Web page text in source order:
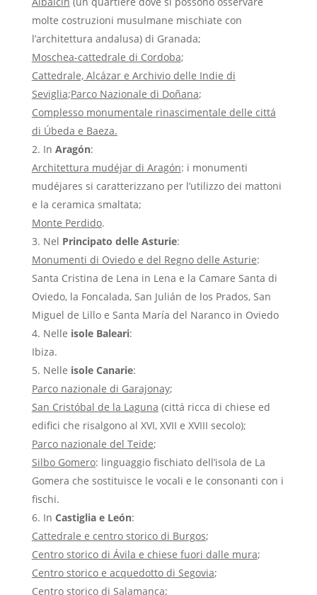
molte costruzioni musulmane mischiate con
l’architettura andalusa) di Granada;
Moschea-cattedrale di Cordoba;
Cattedrale, Alcázar e Archivio delle Indie di
Seviglia;Parco Nazionale di Doñana;
Complesso monumentale rinascimentale delle cittá
di Úbeda e Baeza.
In Aragón:
Architettura mudéjar di Aragón: i monumenti
mudéjares si caratterizzano per l’utilizzo dei mattoni
e la ceramica smaltata;
Monte Perdido.
Nel Principato delle Asturie:
Monumenti di Oviedo e del Regno delle Asturie:
Santa Cristina de Lena in Lena e la Camare Santa di
Oviedo, la Foncalada, San Julián de los Prados, San
Miguel de Lillo e Santa María del Naranco in Oviedo
Nelle isole Baleari:
Ibiza.
Nelle isole Canarie:
Parco nazionale di Garajonay;
San Cristóbal de la Laguna (cittá ricca di chiese ed
edifici che risalgono al XVI, XVII e XVIII secolo);
Parco nazionale del Teide;
Silbo Gomero: linguaggio fischiato dell’isola de La
Gomera che sostituisce le vocali e le consonanti con i
fischi.
In Castiglia e León:
Cattedrale e centro storico di Burgos;
Centro storico di Ávila e chiese fuori dalle mura;
Centro storico e acquedotto di Segovia;
Centro storico di Salamanca;